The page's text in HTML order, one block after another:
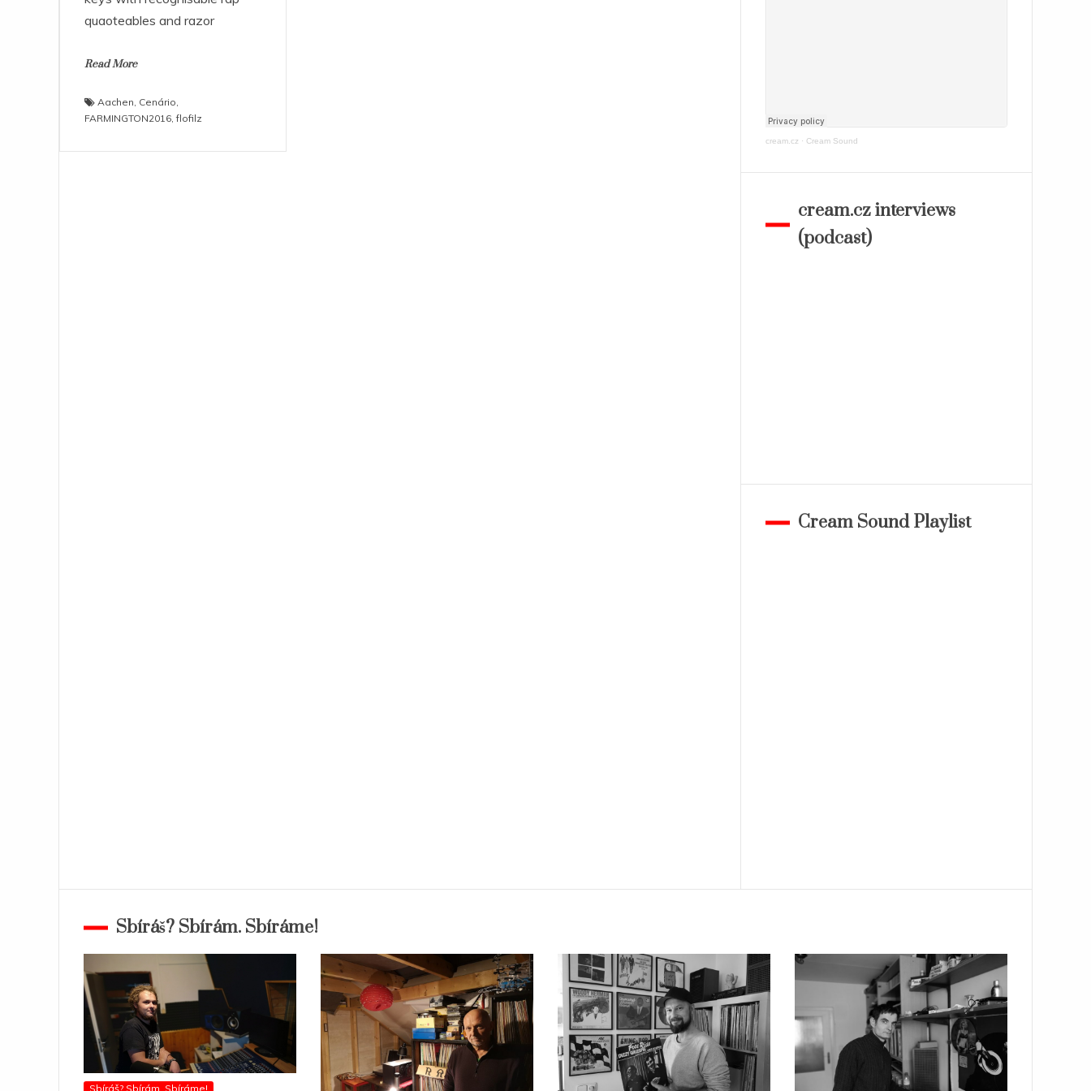
quaoteables and razor
Read More
Aachen Cenário
FARMINGTON2016 ,flofilz
cream.cz · Cream Sound
cream.cz interviews
(podcast)
Cream Sound Playlist
Sbíráš? Sbírám. Sbíráme!
Sbíráš? Sbírám. Sbíráme!